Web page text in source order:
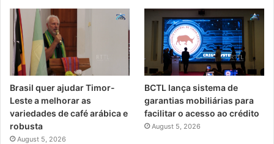
Brasil quer ajudar Timor-
Leste a melhorar as
variedades de café arábica e
robusta
August 5, 2026
BCTL lança sistema de
garantias mobiliárias para
facilitar o acesso ao crédito
August 5, 2026